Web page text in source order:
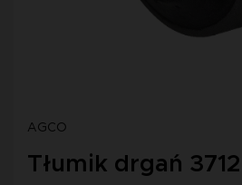
AGCO
Tłumik drgań